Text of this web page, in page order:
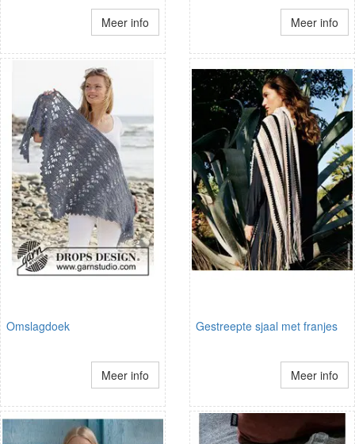
Meer info Meer info
Omslagdoek
Meer info
Gestreepte sjaal met franjes
Meer info